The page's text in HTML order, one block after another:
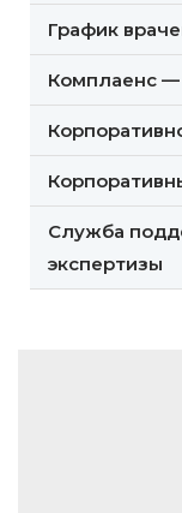
График
Комплаенс
Служба
экспертизы